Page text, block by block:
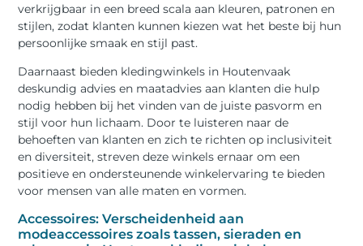
verkrijgbaar in een breed scala aan kleuren, patronen en
stijlen, zodat klanten kunnen kiezen wat het beste bij hun
persoonlijke smaak en stijl past.
Daarnaast bieden kledingwinkels in Houtenvaak
deskundig advies en maatadvies aan klanten die hulp
nodig hebben bij het vinden van de juiste pasvorm en
stijl voor hun lichaam. Door te luisteren naar de
behoeften van klanten en zich te richten op inclusiviteit
en diversiteit, streven deze winkels ernaar om een
positieve en ondersteunende winkelervaring te bieden
voor mensen van alle maten en vormen.
Accessoires: Verscheidenheid aan
modeaccessoires zoals tassen, sieraden en